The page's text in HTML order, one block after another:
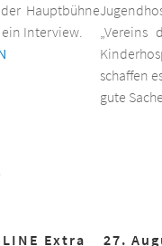
Hauptbühne
ein Interview.
„Vereins
schaffen
gute
Extra
27.